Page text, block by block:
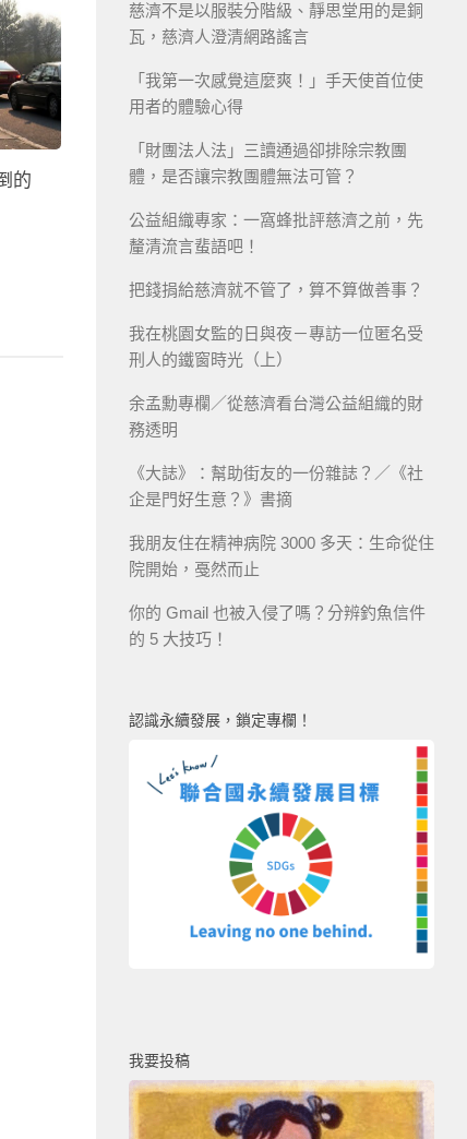
的
慈濟不是以服裝分階級、靜思堂用的是銅
瓦，慈濟人澄清網路謠言
「我第一次感覺這麼爽！」手天使首位使
用者的體驗心得
「財團法人法」三讀通過卻排除宗教團
體，是否讓宗教團體無法可管？
公益組織專家：一窩蜂批評慈濟之前，先
釐清流言蜚語吧！
把錢捐給慈濟就不管了，算不算做善事？
我在桃園女監的日與夜－專訪一位匿名受
刑人的鐵窗時光（上）
余孟勳專欄／從慈濟看台灣公益組織的財
務透明
《大誌》：幫助街友的一份雜誌？／《社
企是門好生意？》書摘
我朋友住在精神病院 3000 多天：生命從住
院開始，戞然而止
你的 Gmail 也被入侵了嗎？分辨釣魚信件
的 5 大技巧！
認識永續發展，鎖定專欄！
我要投稿